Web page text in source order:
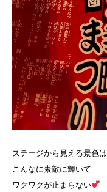
ステージから見える景色は
こんなに素敵に輝いて
ワクワクが止まらない